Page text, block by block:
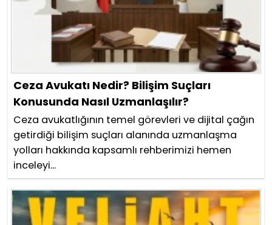
Ceza Avukatı Nedir? Bilişim Suçları
Konusunda Nasıl Uzmanlaşılır?
Ceza avukatlığının temel görevleri ve dijital çağın
getirdiği bilişim suçları alanında uzmanlaşma
yolları hakkında kapsamlı rehberimizi hemen
inceleyi...